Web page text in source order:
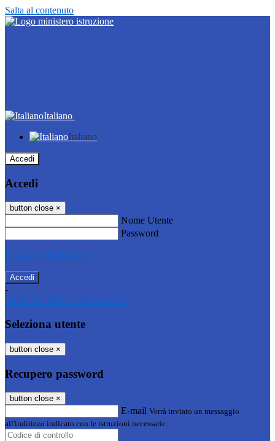
Salta al contenuto
Italiano
Italiano
Accedi
Accedi
button close ×
Nome Utente
Password
Password dimenticata?
-
Entra con SPID Entra con CIE
Seleziona utente
button close ×
Recupero password
button close ×
E-mail Verrà inviato un messaggio
all'indirizzo indicato con le istruzioni necessarie.